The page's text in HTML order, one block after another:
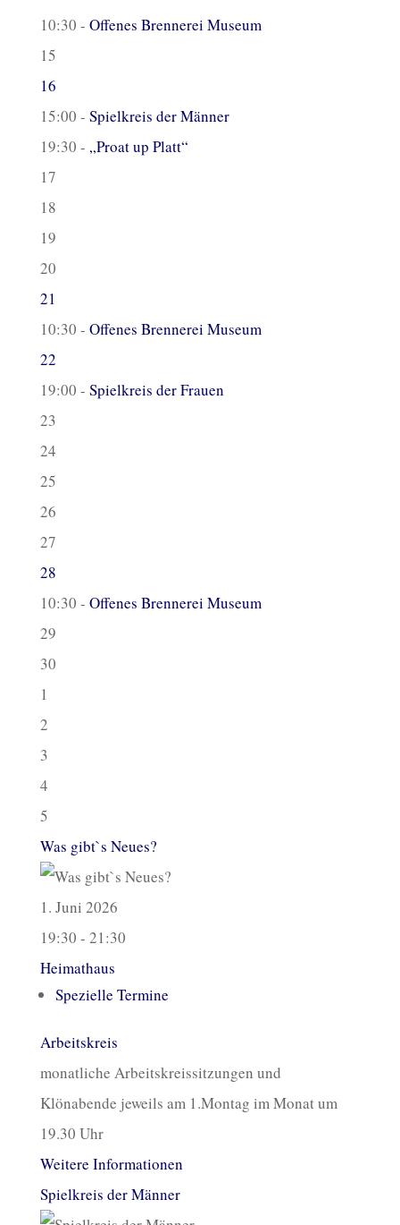
10:30 - Offenes Brennerei Museum
15
16
15:00 - Spielkreis der Männer
19:30 - „Proat up Platt“
17
18
19
20
21
10:30 - Offenes Brennerei Museum
22
19:00 - Spielkreis der Frauen
23
24
25
26
27
28
10:30 - Offenes Brennerei Museum
29
30
1
2
3
4
5
Was gibt`s Neues?
1. Juni 2026
19:30 - 21:30
Heimathaus
Spezielle Termine
Arbeitskreis
monatliche Arbeitskreissitzungen und
Klönabende jeweils am 1.Montag im Monat um
19.30 Uhr
Weitere Informationen
Spielkreis der Männer